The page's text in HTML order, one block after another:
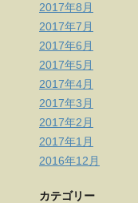
2017年8月
2017年7月
2017年6月
2017年5月
2017年4月
2017年3月
2017年2月
2017年1月
2016年12月
カテゴリー